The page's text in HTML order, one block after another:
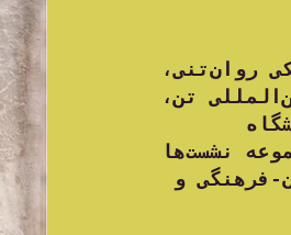
روان‌تنی،
تن،
نشست‌ها
فرهنگی و